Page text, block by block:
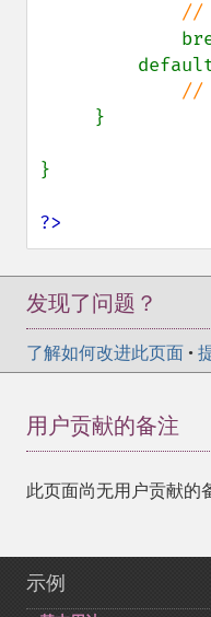
//
//
}
}
?>
发现了问题？
了解如何改进此页面 •
用户贡献的备注
此页面尚无用户贡献的
示例